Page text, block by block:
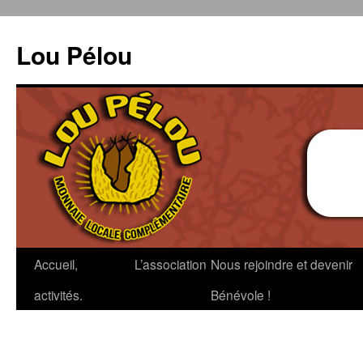
contenu
Lou Pélou
Accueil,
activités.
L’association Nous rejoindre et devenir
Bénévole !